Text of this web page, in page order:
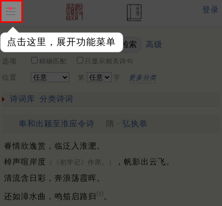
点击这里，展开功能菜单
登录
关键词 高级
选项 精确匹配 只显示相关诗句
位置 第 字 更多分类
诗词库 分类诗词
奉和出颍至淮应令诗 隋 · 弘执恭
睿情欣逸赏，临泛入淮淝。
棹声喧岸度
（《初学记》作席。）
，帆影出云飞。
清流含日彩，奔浪荡霞晖。
还如漳水曲，鸣笳启路归 ⑴ 。